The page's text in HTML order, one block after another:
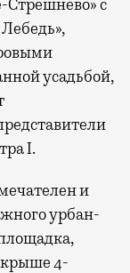
Стрешнево» с
усадьбой,
I.
и
урбан-
крыше 4-